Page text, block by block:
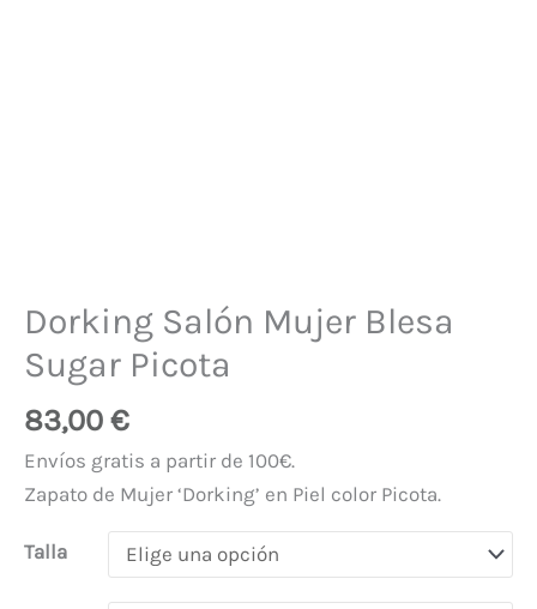
Dorking Salón Mujer Blesa
Sugar Picota
83,00 €
Envíos gratis a partir de 100€.
Zapato de Mujer ‘Dorking’ en Piel color Picota.
Talla